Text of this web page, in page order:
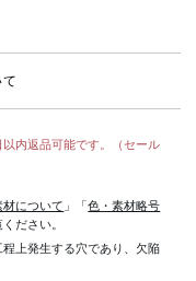
内返品可能です。（セール
材について 」「色・素材略号
ください。
上発生する穴であり、欠陥